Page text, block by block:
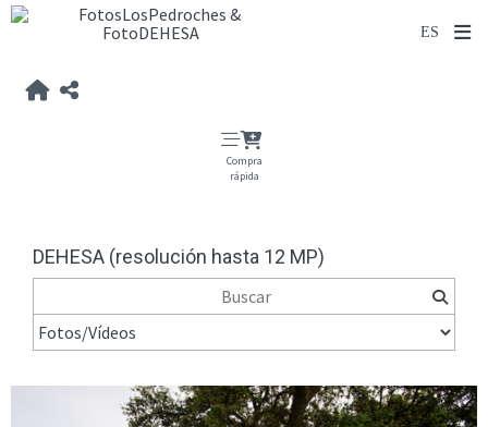
Compra
rápida
DEHESA (resolución hasta 12 MP)